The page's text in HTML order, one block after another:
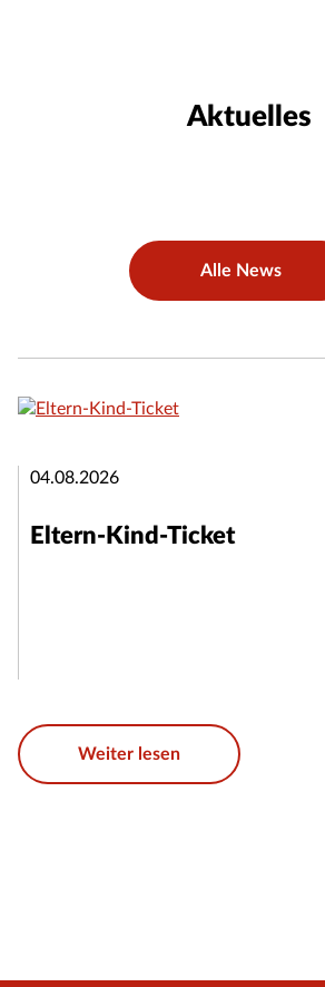
Aktuelles
Alle News
04.08.2026
Eltern-Kind-Ticket
Weiter lesen